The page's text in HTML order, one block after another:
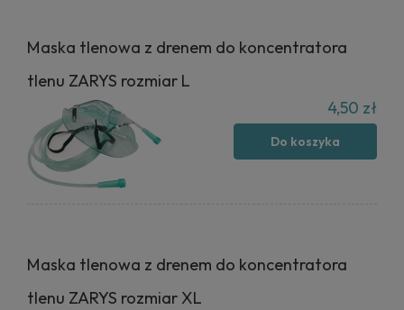
Maska tlenowa z drenem do koncentratora
tlenu ZARYS rozmiar L
4,50 zł
Do koszyka
Maska tlenowa z drenem do koncentratora
tlenu ZARYS rozmiar XL